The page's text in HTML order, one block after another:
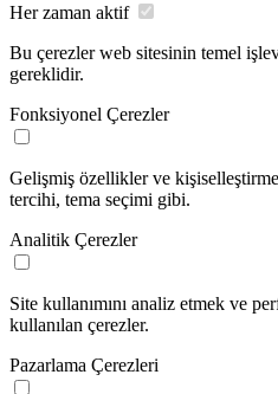
Her zaman aktif
Bu çerezler web sitesinin temel
gereklidir.
Fonksiyonel Çerezler
Gelişmiş özellikler ve
tercihi, tema seçimi gibi.
Analitik Çerezler
Site kullanımını analiz etmek ve
kullanılan çerezler.
Pazarlama Çerezleri